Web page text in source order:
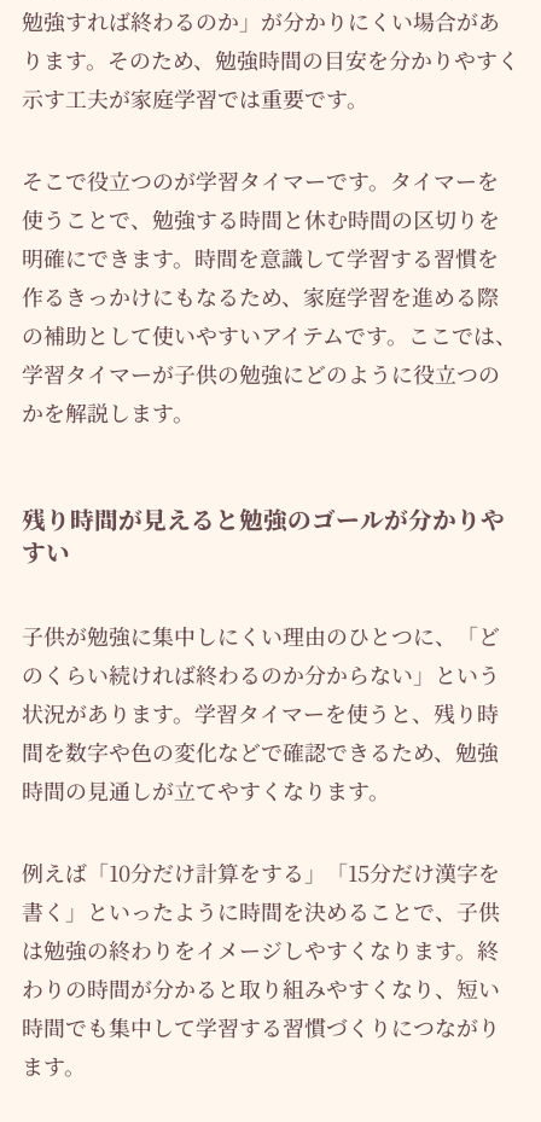
勉強すれば終わるのか」が分かりにくい場合があ
ります。そのため、勉強時間の目安を分かりやすく
示す工夫が家庭学習では重要です。
そこで役立つのが学習タイマーです。タイマーを
使うことで、勉強する時間と休む時間の区切りを
明確にできます。時間を意識して学習する習慣を
作るきっかけにもなるため、家庭学習を進める際
の補助として使いやすいアイテムです。ここでは、
学習タイマーが子供の勉強にどのように役立つの
かを解説します。
残り時間が見えると勉強のゴールが分かりや
すい
子供が勉強に集中しにくい理由のひとつに、「ど
のくらい続ければ終わるのか分からない」という
状況があります。学習タイマーを使うと、残り時
間を数字や色の変化などで確認できるため、勉強
時間の見通しが立てやすくなります。
例えば「10分だけ計算をする」「15分だけ漢字を
書く」といったように時間を決めることで、子供
は勉強の終わりをイメージしやすくなります。終
わりの時間が分かると取り組みやすくなり、短い
時間でも集中して学習する習慣づくりにつながり
ます。